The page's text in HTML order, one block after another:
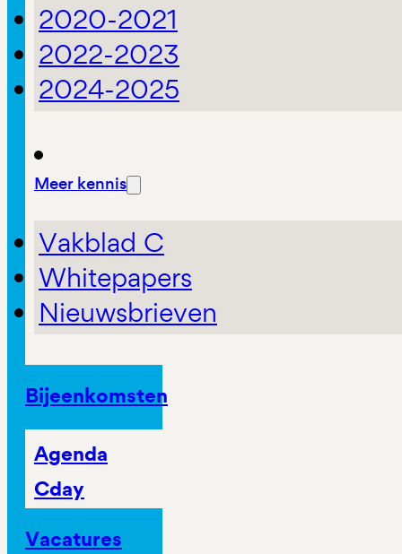
2020-2021
2022-2023
2024-2025
Meer kennis
Vakblad C
Whitepapers
Nieuwsbrieven
Bijeenkomsten
Agenda
Cday
Vacatures